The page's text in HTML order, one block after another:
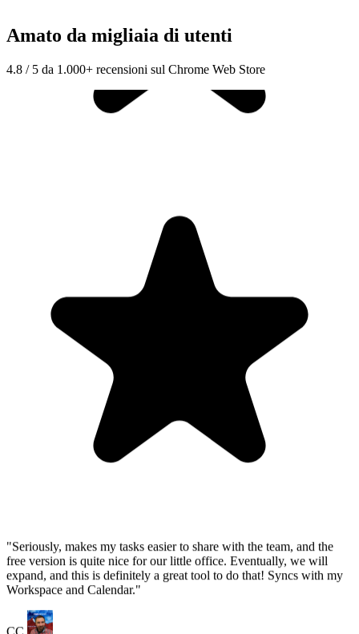
Amato da migliaia di utenti
4.8 / 5 da 1.000+ recensioni sul Chrome Web Store
"Seriously, makes my tasks easier to share with the team, and the
free version is quite nice for our little office. Eventually, we will
expand, and this is definitely a great tool to do that! Syncs with my
Workspace and Calendar."